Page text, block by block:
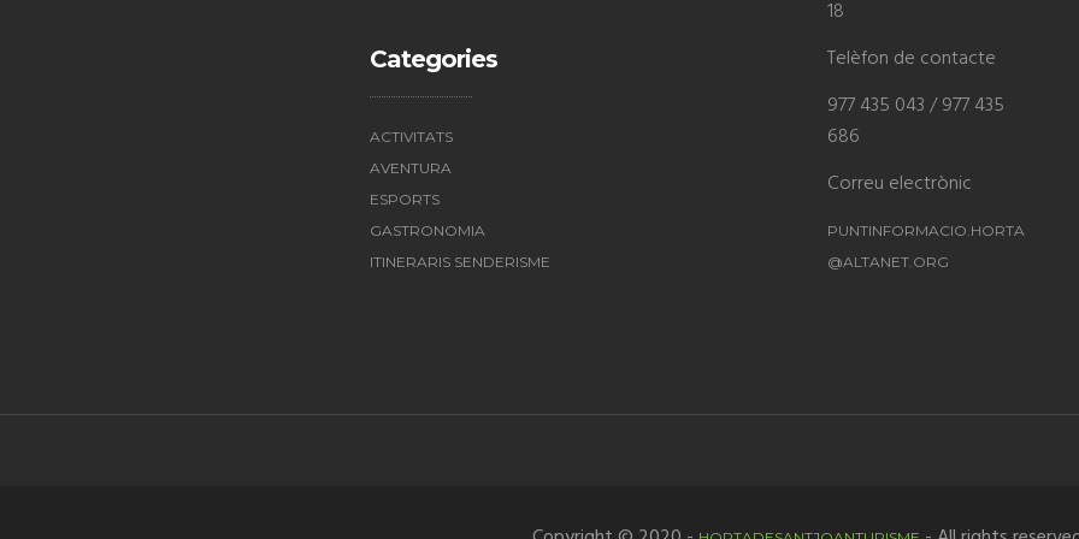
Categories
ACTIVITATS
AVENTURA
ESPORTS
GASTRONOMIA
ITINERARIS SENDERISME
18
Telèfon de contacte
977 435 043 / 977 435
686
Correu electrònic
PUNTINFORMACIO.HORTA
@ALTANET.ORG